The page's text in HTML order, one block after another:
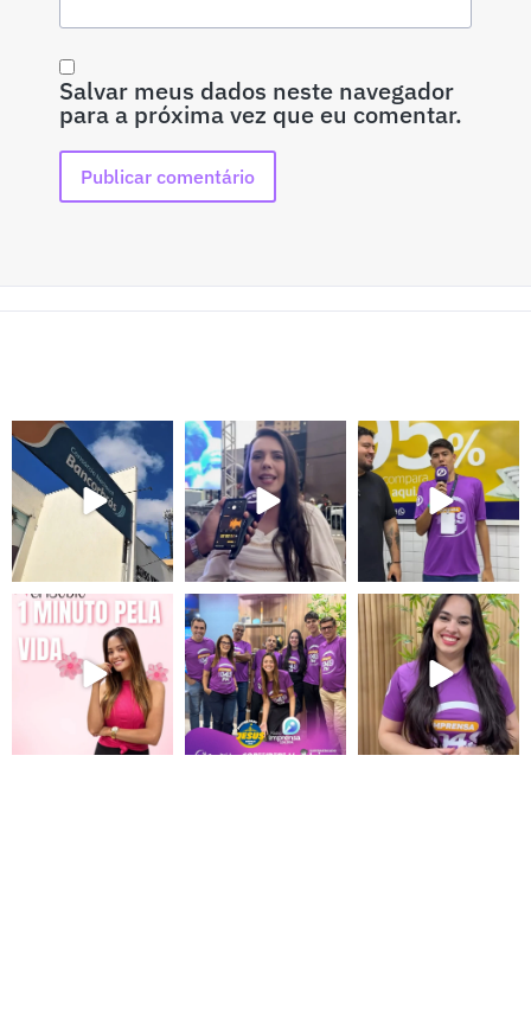
Salvar meus dados neste navegador
para a próxima vez que eu comentar.